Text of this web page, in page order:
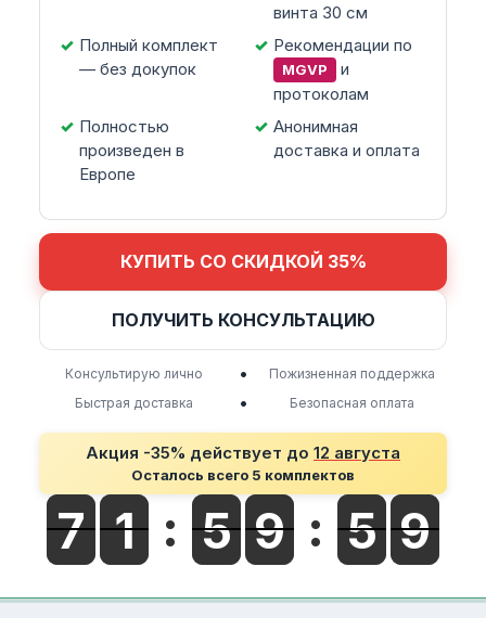
винта 30 см
Полный комплект
— без докупок
Рекомендации по
MGVP
и
протоколам
Полностью
произведен в
Европе
Анонимная
доставка и оплата
КУПИТЬ СО СКИДКОЙ 35%
ПОЛУЧИТЬ КОНСУЛЬТАЦИЮ
Консультирую лично •
Пожизненная поддержка
Быстрая доставка
• Безопасная оплата
Акция -35% действует до 12 августа
Осталось всего 5 комплектов